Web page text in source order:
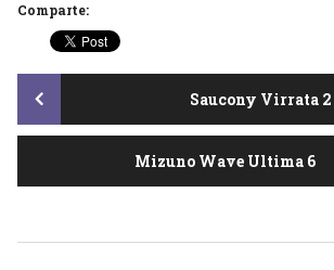
Comparte:
Post
navigation
Saucony Virrata 2
Mizuno Wave Ultima 6